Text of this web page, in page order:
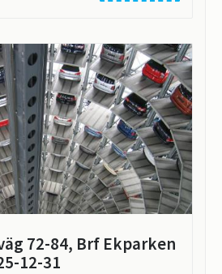
72-84, Brf Ekparken
12-31